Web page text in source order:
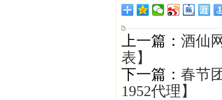
上一篇： 酒仙
表】
下一篇： 春节
1952代理】